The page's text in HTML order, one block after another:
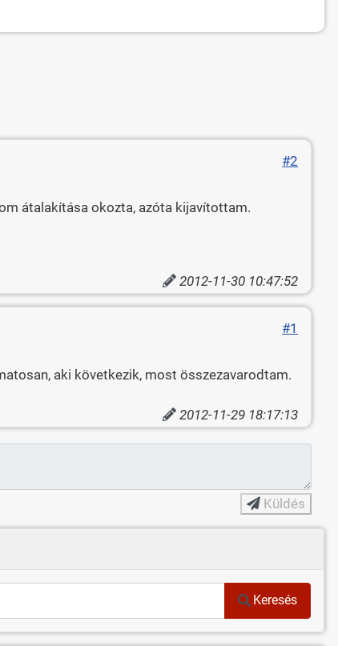
#2
átalakítása okozta, azóta kijavítottam.
2012-11-30 10:47:52
#1
aki következik, most összezavarodtam.
2012-11-29 18:17:13
Küldés
Keresés